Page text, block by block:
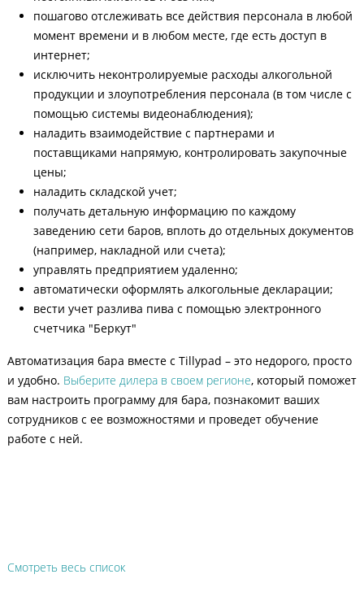
пошагово отслеживать все действия персонала в любой
момент времени и в любом месте, где есть доступ в
интернет;
исключить неконтролируемые расходы алкогольной
продукции и злоупотребления персонала (в том числе с
помощью системы видеонаблюдения);
наладить взаимодействие с партнерами и
поставщиками напрямую, контролировать закупочные
цены;
наладить складской учет;
получать детальную информацию по каждому
заведению сети баров, вплоть до отдельных документов
(например, накладной или счета);
управлять предприятием удаленно;
автоматически оформлять алкогольные декларации;
вести учет разлива пива с помощью электронного
счетчика "Беркут"
Автоматизация бара вместе с Tillypad – это недорого, просто
и удобно. Выберите дилера в своем регионе, который поможет
вам настроить программу для бара, познакомит ваших
сотрудников с ее возможностями и проведет обучение
работе с ней.
Смотреть весь список